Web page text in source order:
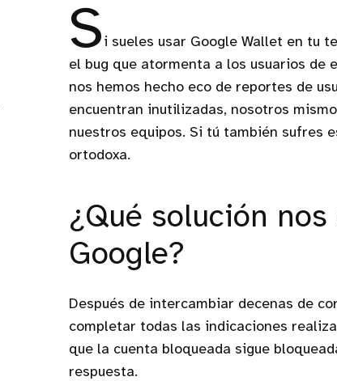
S i sueles usar Google Wallet en tu
el bug que atormenta a los usuarios de
nos hemos hecho eco de reportes de
encuentran inutilizadas, nosotros
nuestros equipos. Si tú también sufres
ortodoxa.
¿Qué solución
Google?
Después de intercambiar decenas de
completar todas las indicaciones
que la cuenta bloqueada sigue
respuesta.